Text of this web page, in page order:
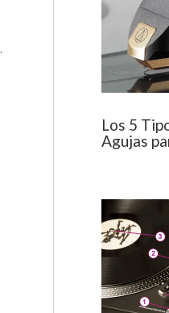
Los 5
Agujas